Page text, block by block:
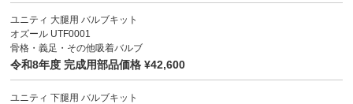
ユニティ 大腿用 バルブキット
オズール UTF0001
骨格・義足・その他吸着バルブ
令和8年度 完成用部品価格 ¥42,600
ユニティ 下腿用 バルブキット